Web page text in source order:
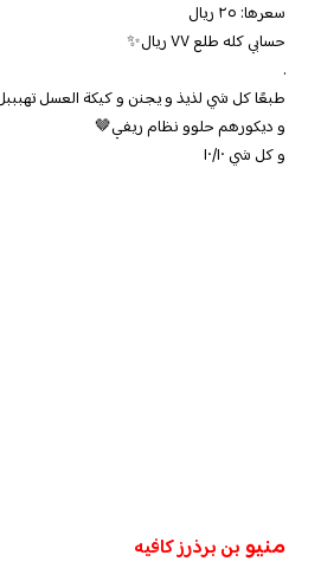
سعرها: ٢٥ ريال
حسابي كله طلع ٧٧ ريال✨
.
طبعًا كل شي لذيذ و يجنن و كيكة العسل
و ديكورهم حلوو نظام ريفي🤎
و كل شي ١٠/١٠
منيوبن برذرز كافيه